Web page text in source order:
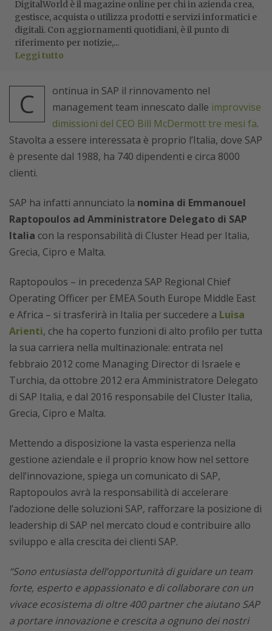
DigitalWorld è il magazine online per chi in azienda crea,
gestisce, acquista o utilizza prodotti e servizi informatici e
digitali. Con aggiornamenti quotidiani, è il punto di
riferimento per notizie,...
Leggi tutto
C
ontinua in SAP il rinnovamento nel
management team innescato dalle improvvise
dimissioni del CEO Bill McDermott tre mesi fa.
Stavolta a essere interessata è proprio l’Italia, dove SAP
è presente dal 1988, ha 740 dipendenti e circa 8000
clienti.
SAP ha infatti annunciato la nomina di Emmanouel
Raptopoulos ad Amministratore Delegato di SAP
Italia con la responsabilità di Cluster Head per Italia,
Grecia, Cipro e Malta.
Raptopoulos – in precedenza SAP Regional Chief
Operating Officer per EMEA South Europe Middle East
e Africa – si trasferirà in Italia per succedere a Luisa
Arienti, che ha coperto funzioni di alto profilo per tutta
la sua carriera nella multinazionale: entrata nel
febbraio 2012 come Managing Director di Israele e
Turchia, da ottobre 2012 era Amministratore Delegato
di SAP Italia, e dal 2016 responsabile del Cluster Italia,
Grecia, Cipro e Malta.
Mettendo a disposizione la vasta esperienza nella
gestione aziendale e il proprio know how nel settore
dell’innovazione, spiega un comunicato di SAP,
Raptopoulos avrà la responsabilità di accelerare
l’adozione delle soluzioni SAP, rafforzare la posizione di
leadership di SAP nel mercato cloud e contribuire allo
sviluppo e alla crescita dei clienti SAP.
“Sono entusiasta dell’opportunità di guidare un team
forte, esperto e appassionato e di collaborare con un
vivace ecosistema di oltre 400 partner che aiutano SAP
a portare innovazione e crescita a ognuno dei nostri